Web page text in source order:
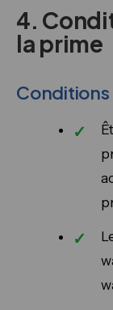
4.
la prime
Conditions